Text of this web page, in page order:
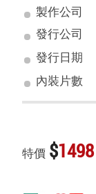
製作公司
發行公司
發行日期
內裝片數
特價 $1498